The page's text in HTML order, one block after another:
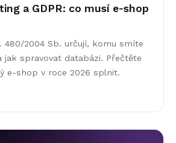
a GDPR: co musí e‑shop
480/2004 Sb. určují, komu smíte
jak spravovat databázi. Přečtěte
e-shop v roce 2026 splnit.